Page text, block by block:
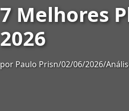
7 Melhores
2026
por Paulo Prisn/02/06/2026/